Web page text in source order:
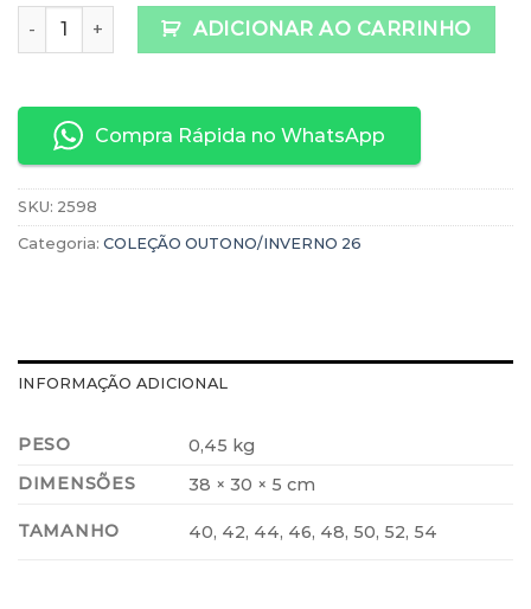
Calça Elástico 100% Linho quantidade
ADICIONAR AO CARRINHO
Compra Rápida no WhatsApp
SKU: 2598
Categoria: COLEÇÃO OUTONO/INVERNO 26
INFORMAÇÃO ADICIONAL
PESO
0,45 kg
DIMENSÕES
38 × 30 × 5 cm
TAMANHO 40, 42, 44, 46, 48, 50, 52, 54